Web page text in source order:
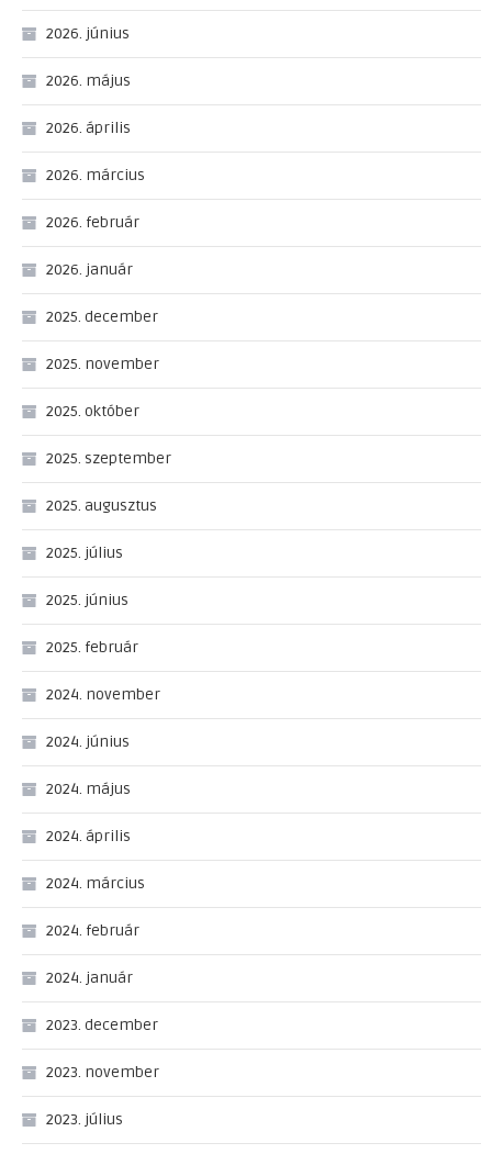
2026. június
2026. május
2026. április
2026. március
2026. február
2026. január
2025. december
2025. november
2025. október
2025. szeptember
2025. augusztus
2025. július
2025. június
2025. február
2024. november
2024. június
2024. május
2024. április
2024. március
2024. február
2024. január
2023. december
2023. november
2023. július